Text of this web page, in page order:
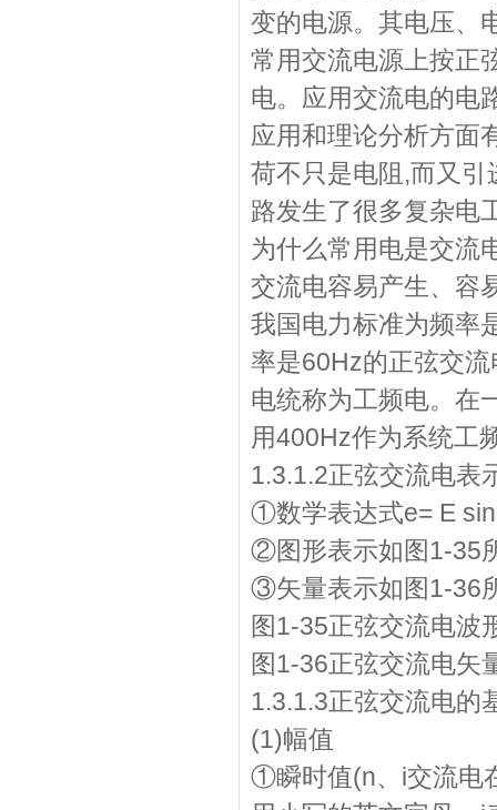
变的电源。其电压、
常用交流电源上按正
电。应用交流电的电
应用和理论分析方面
荷不只是电阻,而又
路发生了很多复杂电
为什么常用电是交流
交流电容易产生、容
我国电力标准为频率
率是60Hz的正弦交
电统称为工频电。在
用400Hz作为系统工
1.3.1.2正弦交流电表
①数学表达式e= E
②图形表示如图1-35
③矢量表示如图1-36
图1-35正弦交流电波
图1-36正弦交流电矢
1.3.1.3正弦交流电的
(1)幅值
①瞬时值(n、i交流电